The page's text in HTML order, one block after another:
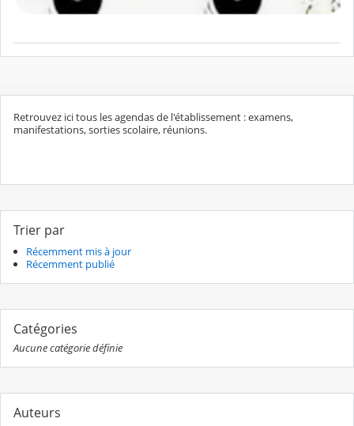
Retrouvez ici tous les agendas de l'établissement : examens,
manifestations, sorties scolaire, réunions.
Trier par
Récemment mis à jour
Récemment publié
Catégories
Aucune catégorie définie
Auteurs